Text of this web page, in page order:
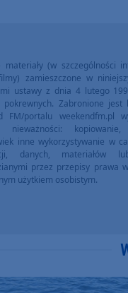
materiały (w szczególności
zamieszczone w
ustawy z dnia 4 lutego
pokrewnych. Zabronione jest
FM/portalu weekendfm.pl
nieważności:
inne wykorzystywanie w
danych, materiałów
przez przepisy prawa
użytkiem osobistym.